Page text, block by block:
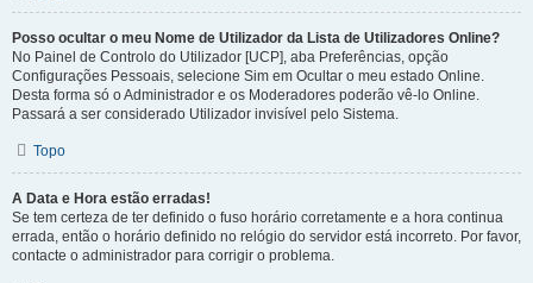
Posso ocultar o meu Nome de Utilizador da Lista de Utilizadores Online?
No Painel de Controlo do Utilizador [UCP], aba Preferências, opção
Configurações Pessoais, selecione Sim em Ocultar o meu estado Online.
Desta forma só o Administrador e os Moderadores poderão vê-lo Online.
Passará a ser considerado Utilizador invisível pelo Sistema.
Topo
A Data e Hora estão erradas!
Se tem certeza de ter definido o fuso horário corretamente e a hora continua
errada, então o horário definido no relógio do servidor está incorreto. Por favor,
contacte o administrador para corrigir o problema.